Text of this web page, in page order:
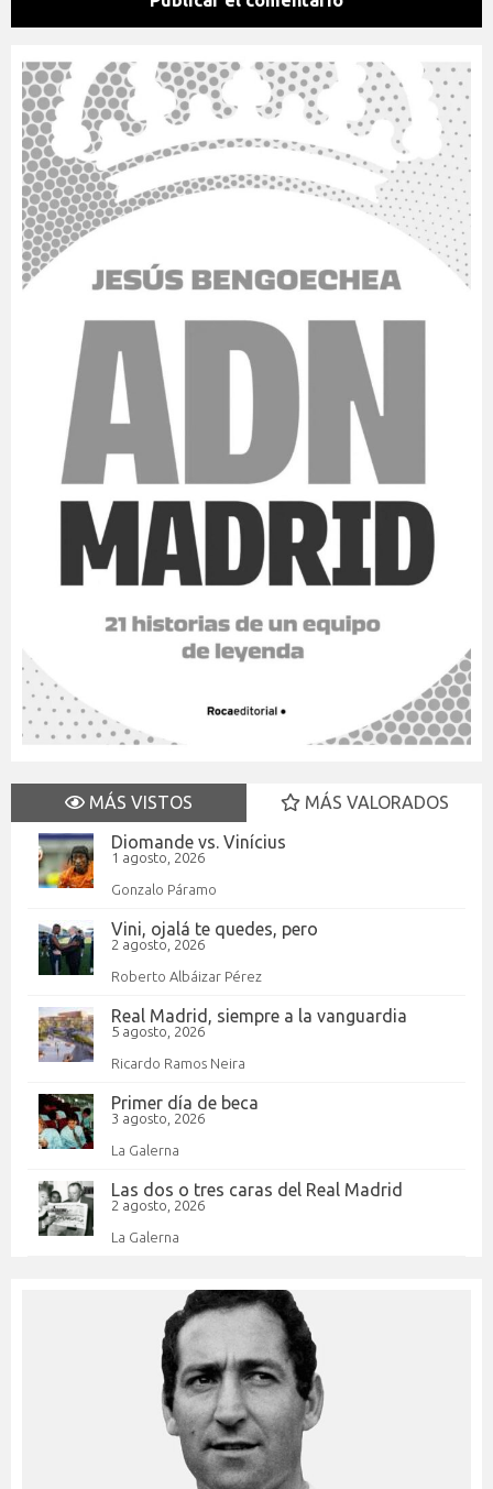
MÁS VISTOS
MÁS VALORADOS
Diomande vs. Vinícius
1 agosto, 2026
Gonzalo Páramo
Vini, ojalá te quedes, pero
2 agosto, 2026
Roberto Albáizar Pérez
Real Madrid, siempre a la vanguardia
5 agosto, 2026
Ricardo Ramos Neira
Primer día de beca
3 agosto, 2026
La Galerna
Las dos o tres caras del Real Madrid
2 agosto, 2026
La Galerna